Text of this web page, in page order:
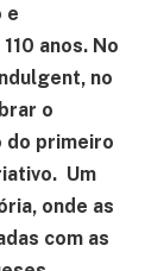
e
anos. No
no
o
do primeiro
Um
onde as
com as